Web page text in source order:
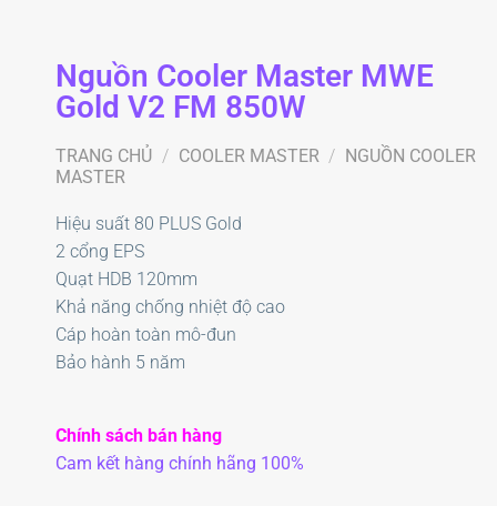
Nguồn Cooler Master MWE
Gold V2 FM 850W
TRANG CHỦ / COOLER MASTER / NGUỒN COOLER
MASTER
Hiệu suất 80 PLUS Gold
2 cổng EPS
Quạt HDB 120mm
Khả năng chống nhiệt độ cao
Cáp hoàn toàn mô-đun
Bảo hành 5 năm
Chính sách bán hàng
Cam kết hàng chính hãng 100%